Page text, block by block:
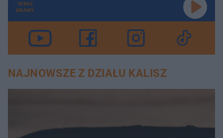
TERAZ
GRAMY
NAJNOWSZE Z DZIAŁU KALISZ